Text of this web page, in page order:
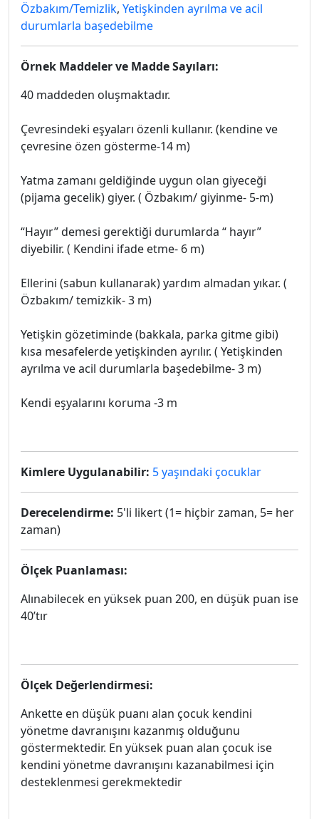
Özbakım/Temizlik, Yetişkinden ayrılma ve acil
durumlarla başedebilme
Örnek Maddeler ve Madde Sayıları:
40 maddeden oluşmaktadır.
Çevresindeki eşyaları özenli kullanır. (kendine ve
çevresine özen gösterme-14 m)
Yatma zamanı geldiğinde uygun olan giyeceği
(pijama gecelik) giyer. ( Özbakım/ giyinme- 5-m)
“Hayır” demesi gerektiği durumlarda “ hayır”
diyebilir. ( Kendini ifade etme- 6 m)
Ellerini (sabun kullanarak) yardım almadan yıkar. (
Özbakım/ temizkik- 3 m)
Yetişkin gözetiminde (bakkala, parka gitme gibi)
kısa mesafelerde yetişkinden ayrılır. ( Yetişkinden
ayrılma ve acil durumlarla başedebilme- 3 m)
Kendi eşyalarını koruma -3 m
Kimlere Uygulanabilir: 5 yaşındaki çocuklar
Derecelendirme: 5'li likert (1= hiçbir zaman, 5= her
zaman)
Ölçek Puanlaması:
Alınabilecek en yüksek puan 200, en düşük puan ise
40’tır
Ölçek Değerlendirmesi:
Ankette en düşük puanı alan çocuk kendini
yönetme davranışını kazanmış olduğunu
göstermektedir. En yüksek puan alan çocuk ise
kendini yönetme davranışını kazanabilmesi için
desteklenmesi gerekmektedir